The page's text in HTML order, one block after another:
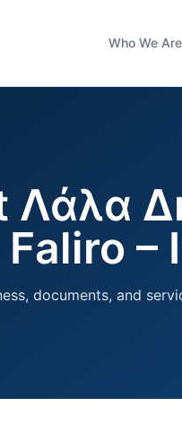
Who We Are
–
documents, and